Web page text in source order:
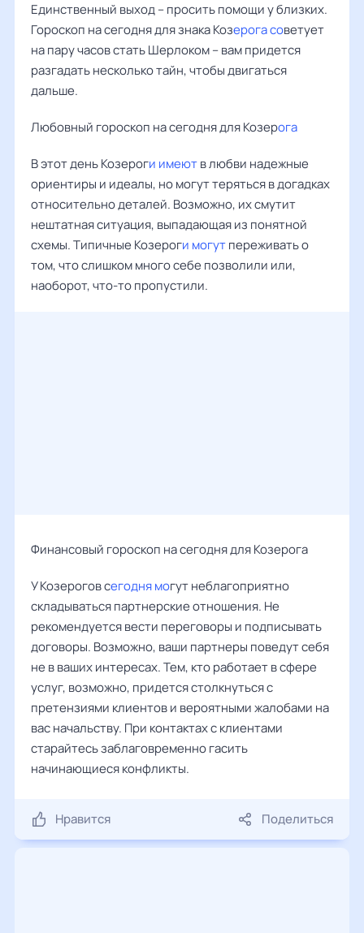
Единственный выход – просить помощи у близких.
Гороскоп на сегодня для знака Козерога советует
на пару часов стать Шерлоком – вам придется
разгадать несколько тайн, чтобы двигаться
дальше.
Любовный гороскоп на сегодня для Козерога
В этот день Козероги имеютв любви надежные
ориентиры и идеалы, но могут теряться в догадках
относительно деталей. Возможно, их смутит
нештатная ситуация, выпадающая из понятной
схемы. Типичные Козероги могутпереживать о
том, что слишком много себе позволили или,
наоборот, что-то пропустили.
Финансовый гороскоп на сегодня для Козерога
У Козерогов сегодня могут неблагоприятно
складываться партнерские отношения. Не
рекомендуется вести переговоры и подписывать
договоры. Возможно, ваши партнеры поведут себя
не в ваших интересах. Тем, кто работает в сфере
услуг, возможно, придется столкнуться с
претензиями клиентов и вероятными жалобами на
вас начальству. При контактах с клиентами
старайтесь заблаговременно гасить
начинающиеся конфликты.
Нравится Поделиться